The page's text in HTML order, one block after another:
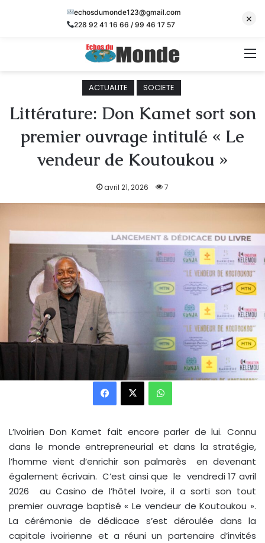
ACTUALITE SOCIETE
Littérature: Don Kamet sort son
premier ouvrage intitulé « Le
vendeur de Koutoukou »
avril 21, 2026 7
Facebook X WhatsApp
L’Ivoirien Don Kamet fait encore parler de lui. Connu
dans le monde entrepreneurial et dans la stratégie,
l’homme vient d’enrichir son palmarès en devenant
également écrivain. C’est ainsi que le vendredi 17 avril
2026 au Casino de l’hôtel Ivoire, il a sorti son tout
premier ouvrage baptisé « Le vendeur de Koutoukou ».
La cérémonie de dédicace s’est déroulée dans la
capitale ivoirienne et a réuni un partenaire d’invités
echosdumonde123@gmail.com
228 92 41 16 66 / 99 46 17 57
×